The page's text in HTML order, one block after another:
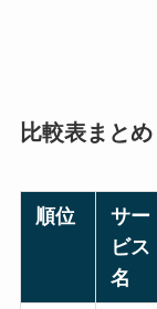
比較表まとめ
順位
サー
ビス
名